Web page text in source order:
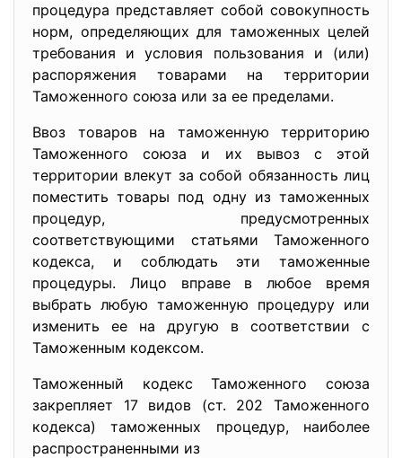
процедура представляет собой совокупность
норм, определяющих для таможенных целей
требования и условия пользования и (или)
распоряжения товарами на территории
Таможенного союза или за ее пределами.
Ввоз товаров на таможенную территорию
Таможенного союза и их вывоз с этой
территории влекут за собой обязанность лиц
поместить товары под одну из таможенных
процедур, предусмотренных
соответствующими статьями Таможенного
кодекса, и соблюдать эти таможенные
процедуры. Лицо вправе в любое время
выбрать любую таможенную процедуру или
изменить ее на другую в соответствии с
Таможенным кодексом.
Таможенный кодекс Таможенного союза
закрепляет 17 видов (ст. 202 Таможенного
кодекса) таможенных процедур, наиболее
распространенными из